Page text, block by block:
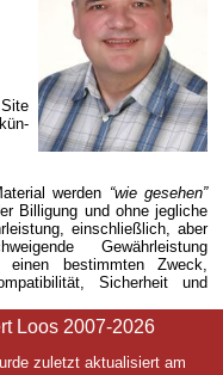
werden
wie gesehen
Billigung und ohne jegliche
einschließlich, aber
Gewährleistung
einen bestimmten Zweck,
Sicherheit und
Loos 2007-2026
zu­letzt ak­tu­a­li­siert am